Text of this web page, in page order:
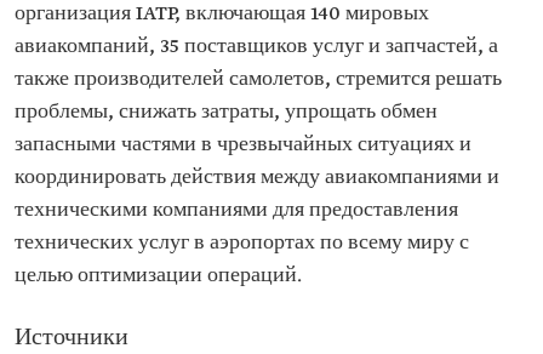
организация IATP, включающая 140 мировых
авиакомпаний, 35 поставщиков услуг и запчастей, а
также производителей самолетов, стремится решать
проблемы, снижать затраты, упрощать обмен
запасными частями в чрезвычайных ситуациях и
координировать действия между авиакомпаниями и
техническими компаниями для предоставления
технических услуг в аэропортах по всему миру с
целью оптимизации операций.
Источники